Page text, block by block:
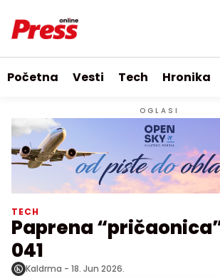
Početna Vesti Tech Hronika
OGLASI
TECH
Paprena
041
Kaldrma - 18. Jun 2026.